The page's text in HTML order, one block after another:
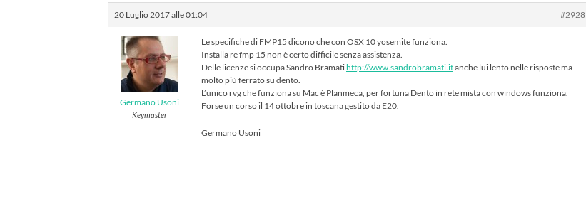
20 Luglio 2017 alle 01:04 #2928
Germano Usoni
Keymaster
Le specifiche di FMP15 dicono che con OSX 10 yosemite funziona.
Installa re fmp 15 non è certo difficile senza assistenza.
Delle licenze si occupa Sandro Bramatihttp://www.sandrobramati.itanche lui lento nelle risposte ma
molto più ferrato su dento.
L’unico rvg che funziona su Mac è Planmeca, per fortuna Dento in rete mista con windows funziona.
Forse un corso il 14 ottobre in toscana gestito da E20.
Germano Usoni